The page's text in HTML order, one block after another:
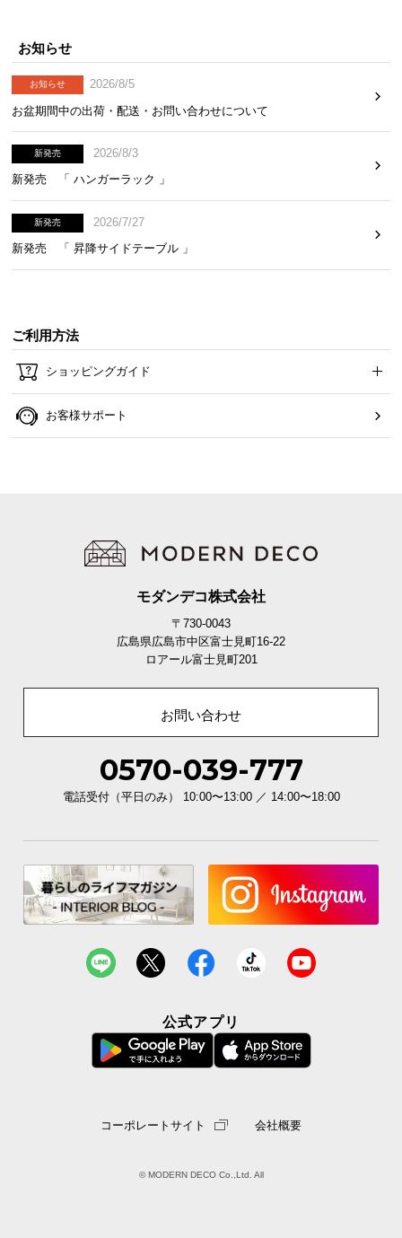
お知らせ
お知らせ
2026/8/5
お盆期間中の出荷・配送・お問い合わせについて
新発売
2026/8/3
新発売 「 ハンガーラック 」
新発売
2026/7/27
新発売 「 昇降サイドテーブル 」
ご利用方法
ショッピングガイド
お客様サポート
モダンデコ株式会社
〒730-0043
広島県広島市中区富士見町16-22
ロアール富士見町201
お問い合わせ
0570-039-777
電話受付（平日のみ） 10:00〜13:00 ／ 14:00〜18:00
公式アプリ
コーポレートサイト 会社概要
© MODERN DECO Co.,Ltd. All